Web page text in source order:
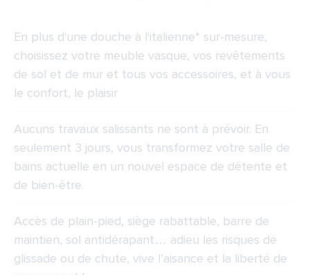
En plus d'une douche à l'italienne* sur-mesure,
choisissez votre meuble vasque, vos revêtements
de sol et de mur et tous vos accessoires, et à vous
le confort, le plaisir
Aucuns travaux salissants ne sont à prévoir. En
seulement 3 jours, vous transformez votre salle de
bains actuelle en un nouvel espace de détente et
de bien-être.
Accès de plain-pied, siège rabattable, barre de
maintien, sol antidérapant… adieu les risques de
glissade ou de chute, vive l’aisance et la liberté de